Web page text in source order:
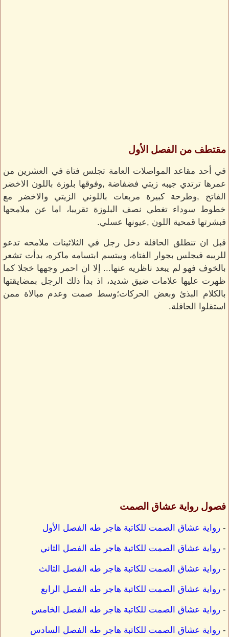
مقتطف من الفصل الأول
في أحد مقاعد المواصلات العامة تجلس فتاة في العشرين من
عمرها ترتدي جيبه زيتي فضفاضة ,وفوقها بلوزة باللون الاخضر
الفاتح ,وطرحة كبيرة مربعات باللوني الزيتي والاخضر مع
خطوط سوداء تغطي نصف البلوزة تقريبا، اما عن ملامحها
فبشرتها قمحية اللون ,عيونها عسلي.
قبل ان تنطلق الحافلة دخل رجل في الثلاثينات ملامحه تدعو
للريبه فيجلس بجوار الفتاة، ويبتسم ابتسامه ماكره، بدأت تشعر
بالخوف فهو لم يبعد ناظريه عنها... إلا ان احمر وجهها خجلا كما
ظهرت عليها علامات ضيق شديد، اذ بدأ ذلك الرجل بمضايقتها
بالكلام البذئ وبعض الحركات؛وسط صمت وعدم مبالاة ممن
استقلوا الحافلة.
فصول رواية عشاق الصمت
- رواية عشاق الصمت للكاتبة هاجر طه الفصل الأول
- رواية عشاق الصمت للكاتبة هاجر طه الفصل الثاني
- رواية عشاق الصمت للكاتبة هاجر طه الفصل الثالث
- رواية عشاق الصمت للكاتبة هاجر طه الفصل الرابع
- رواية عشاق الصمت للكاتبة هاجر طه الفصل الخامس
- رواية عشاق الصمت للكاتبة هاجر طه الفصل السادس